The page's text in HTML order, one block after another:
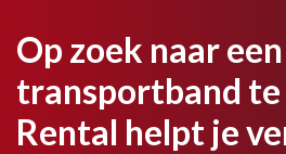
Op zoek naar een
transportband te
Rental helpt je